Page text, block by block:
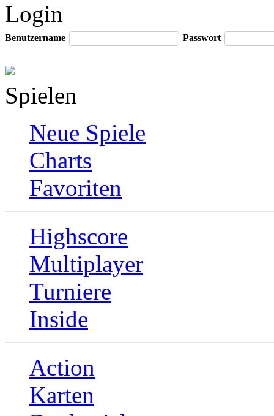
Login
Benutzername Passwort
Spielen
Neue Spiele
Charts
Favoriten
Highscore
Multiplayer
Turniere
Inside
Action
Karten